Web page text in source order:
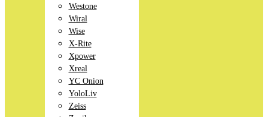
Westone
Wiral
Wise
X-Rite
Xpower
Xreal
YC Onion
YoloLiv
Zeiss